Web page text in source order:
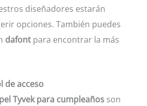
diseñadores estarán
opciones. También puedes
dafont para encontrar la más
de acceso
Tyvek para cumpleaños son